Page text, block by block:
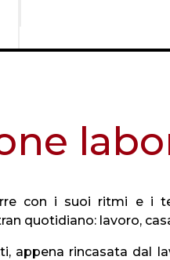
con i suoi ritmi e i
quotidiano: lavoro,
appena rincasata dal